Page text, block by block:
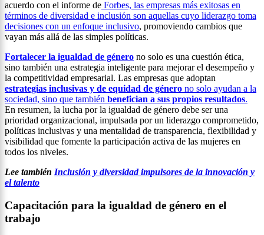
acuerdo con el informe de Forbes, las empresas más exitosas en
términos de diversidad e inclusión son aquellas cuyo liderazgo toma
decisiones con un enfoque inclusivo, promoviendo cambios que
vayan más allá de las simples políticas.
Fortalecer la igualdad de género no solo es una cuestión ética,
sino también una estrategia inteligente para mejorar el desempeño y
la competitividad empresarial. Las empresas que adoptan
estrategias inclusivas y de equidad de género no solo ayudan a la
sociedad, sino que también benefician a sus propios resultados.
En resumen, la lucha por la igualdad de género debe ser una
prioridad organizacional, impulsada por un liderazgo comprometido,
políticas inclusivas y una mentalidad de transparencia, flexibilidad y
visibilidad que fomente la participación activa de las mujeres en
todos los niveles.
Lee también Inclusión y diversidad impulsores de la innovación y
el talento
Capacitación para la igualdad de género en el
trabajo